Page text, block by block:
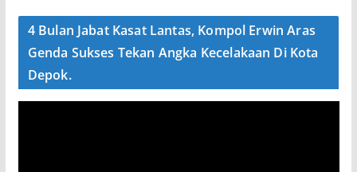
4 Bulan Jabat Kasat Lantas, Kompol Erwin Aras
Genda Sukses Tekan Angka Kecelakaan Di Kota
Depok.